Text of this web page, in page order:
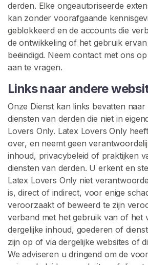
derden. Elke ongeautoriseerde
kan zonder voorafgaande
geblokkeerd en de accounts die
de ontwikkeling of het gebruik
beëindigd. Neem contact met ons
aan te vragen.
Links naar andere
Onze Dienst kan links bevatten
diensten van derden die niet in
Lovers Only. Latex Lovers Only
over, en neemt geen
inhoud, privacybeleid of praktijken
diensten van derden. U erkent en
Latex Lovers Only niet
is, direct of indirect, voor enige
veroorzaakt of beweerd te zijn
verband met het gebruik van of het
dergelijke inhoud, goederen of
zijn op of via dergelijke websites of
We adviseren u dringend om de